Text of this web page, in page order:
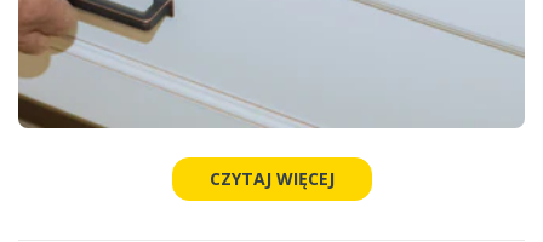
CZYTAJ WIĘCEJ